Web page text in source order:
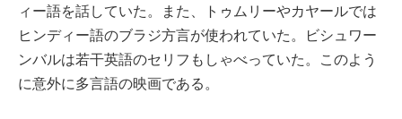
ィー語を話していた。また、トゥムリーやカヤールでは
ヒンディー語のブラジ方言が使われていた。ビシュワー
ンバルは若干英語のセリフもしゃべっていた。このよう
に意外に多言語の映画である。